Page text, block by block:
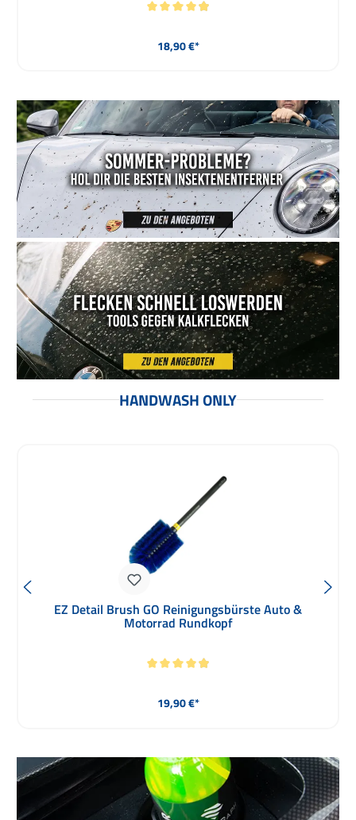
Regulärer Preis:
32,90 €*
HANDWASH ONLY
Meguiars Detailing Autopflege-Tasche Soft Shell Case
Regulärer Preis:
33,90 €*